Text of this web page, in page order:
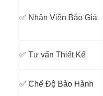
✅ Nhân Viên Báo Giá
✅ Tư vấn Thiết Kế
✅ Chế Độ Bảo Hành